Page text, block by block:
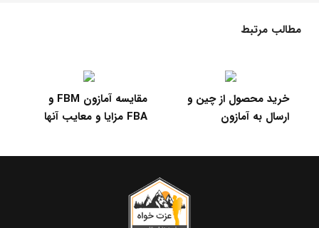
مطالب مرتبط
خرید محصول از چین و
ارسال به آمازون
عضویت پرایم آمازون و
چیزهایی که ممکن است